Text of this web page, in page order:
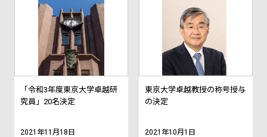
「令和3年度東京大学卓越研
究員」20名決定
2021年11月18日
東京大学卓越教授の称号授与
の決定
2021年10月1日